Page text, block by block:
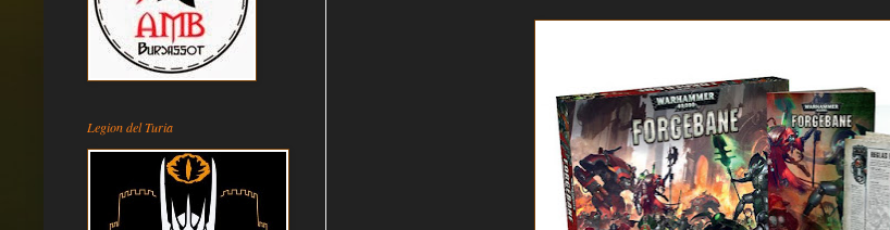
Legion del Turia